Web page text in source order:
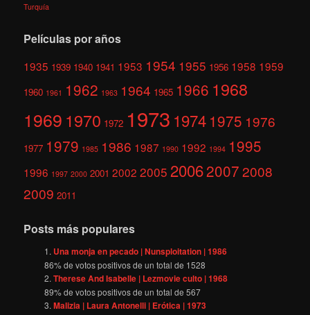
Turquía
Películas por años
1935 1939 1940 1941 1953 1954 1955 1956 1958 1959
1960 1961 1962 1963 1964 1965 1966 1968
1969 1970 1972 1973 1974 1975 1976
1977 1979 1985 1986 1987 1990 1992 1994 1995
1996 1997 2000 2001 2002 2005 200620072008
2009 2011
Posts más populares
Una monja en pecado | Nunsploitation | 1986
86% de votos positivos de un total de 1528
Therese And Isabelle | Lezmovie culto | 1968
89% de votos positivos de un total de567
Malizia | Laura Antonelli | Erótica | 1973